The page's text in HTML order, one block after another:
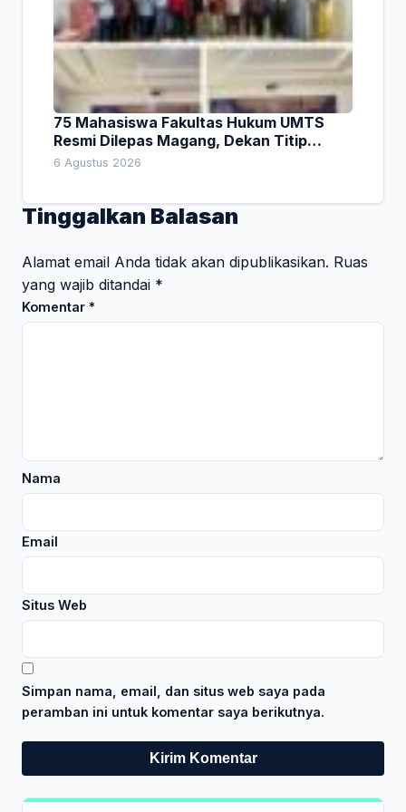
75 Mahasiswa Fakultas Hukum UMTS
Resmi Dilepas Magang, Dekan Titip
Empat Pesan Penting
6 Agustus 2026
Tinggalkan Balasan
Alamat email Anda tidak akan dipublikasikan. Ruas
yang wajib ditandai *
Komentar *
Nama
Email
Situs Web
Simpan nama, email, dan situs web saya pada
peramban ini untuk komentar saya berikutnya.